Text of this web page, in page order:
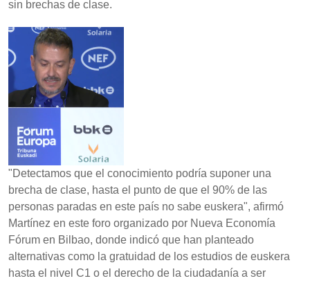
sin brechas de clase.
"Detectamos que el conocimiento podría suponer una
brecha de clase, hasta el punto de que el 90% de las
personas paradas en este país no sabe euskera", afirmó
Martínez en este foro organizado por Nueva Economía
Fórum en Bilbao, donde indicó que han planteado
alternativas como la gratuidad de los estudios de euskera
hasta el nivel C1 o el derecho de la ciudadanía a ser